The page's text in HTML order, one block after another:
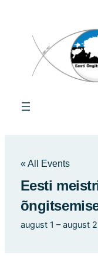
« All Events
Eesti
august 1 –august 2